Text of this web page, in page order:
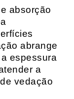
absorção
abrange
espessura
a
vedação